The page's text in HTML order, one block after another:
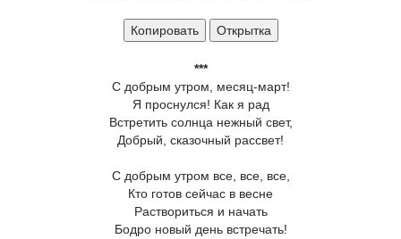
Копировать Открытка
***
С добрым утром, месяц-март!
Я проснулся! Как я рад
Встретить солнца нежный свет,
Добрый, сказочный рассвет!
С добрым утром все, все, все,
Кто готов сейчас в весне
Раствориться и начать
Бодро новый день встречать!